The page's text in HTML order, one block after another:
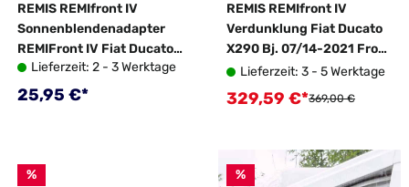
REMIS REMIfront IV
Sonnenblendenadapter
REMIFront IV Fiat Ducato
X250/X290 ab Bj. 07/06
Lieferzeit: 2 - 3 Werktage
Regulärer Preis:
25,95 €*
REMIS REMIfront IV
Verdunklung Fiat Ducato
X290 Bj. 07/14-2021 Front
ohne Sensoren
Lieferzeit: 3 - 5 Werktage
Verkaufspreis:
329,59 €*Regulärer Preis:
369,00 €
% %